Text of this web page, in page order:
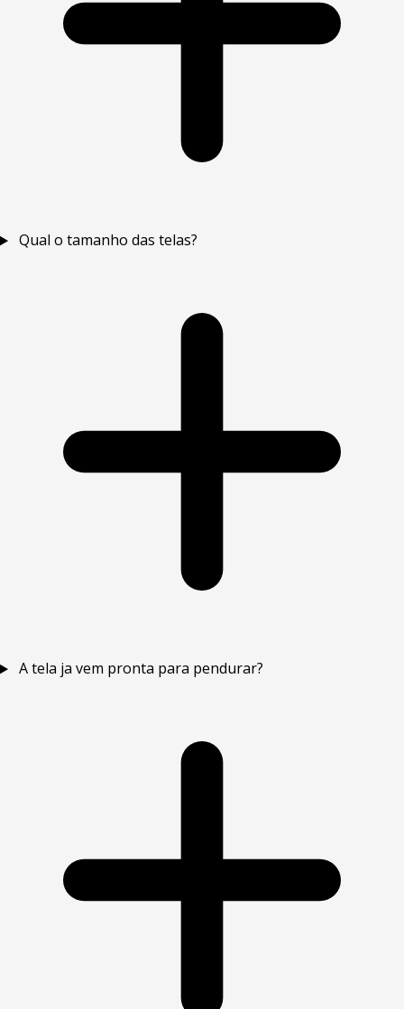
Qual o tamanho das telas?
A tela ja vem pronta para pendurar?